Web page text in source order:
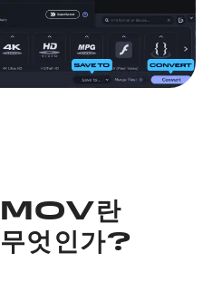
MOV란
무엇인가?